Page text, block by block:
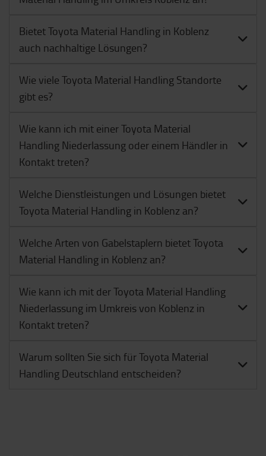
Bietet Toyota Material Handling in Koblenz
auch nachhaltige Lösungen?
Wie viele Toyota Material Handling Standorte
gibt es?
Wie kann ich mit einer Toyota Material
Handling Niederlassung oder einem Händler in
Kontakt treten?
Welche Dienstleistungen und Lösungen bietet
Toyota Material Handling in Koblenz an?
Welche Arten von Gabelstaplern bietet Toyota
Material Handling in Koblenz an?
Wie kann ich mit der Toyota Material Handling
Niederlassung im Umkreis von Koblenz in
Kontakt treten?
Warum sollten Sie sich für Toyota Material
Handling Deutschland entscheiden?